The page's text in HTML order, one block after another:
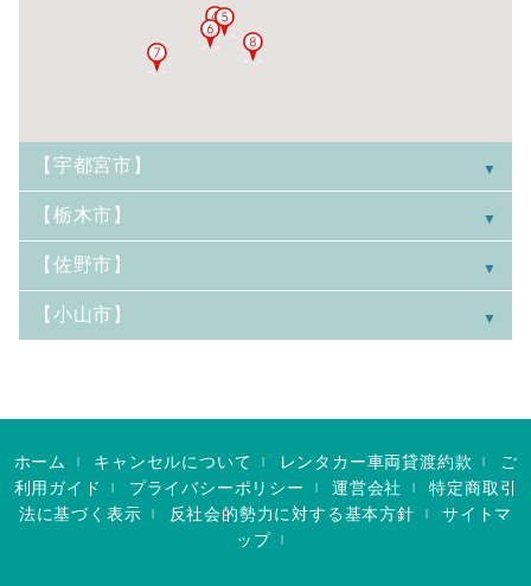
【宇都宮市】
【栃木市】
【佐野市】
【小山市】
ホーム キャンセルについて レンタカー車両貸渡約款
ご
利用ガイド
プライバシーポリシー 運営会社 |特定商取引
法に基づく表示
反社会的勢力に対する基本方針
サイトマ
ップ